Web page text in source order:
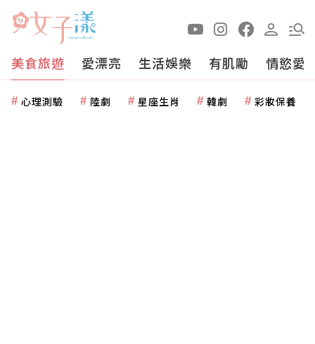
美食旅遊 愛漂亮 生活娛樂 有肌勵 情慾愛
心理測驗 陸劇 星座生肖 韓劇 彩妝保養